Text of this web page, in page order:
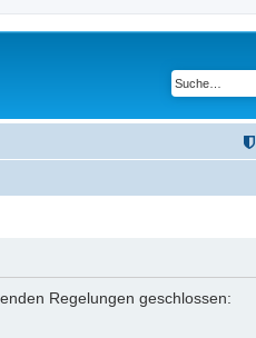
Regelungen geschlossen: